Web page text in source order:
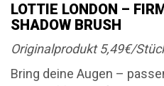
LOTTIE LONDON –
SHADOW BRUSH
Originalprodukt 5,49€/
Bring deine Augen –